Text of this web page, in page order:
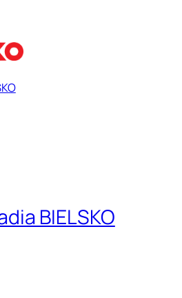
BIELSKO